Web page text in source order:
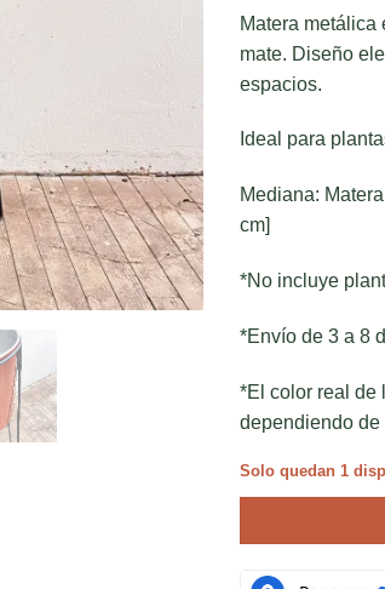
Matera
mate. Diseño
espacios.
Ideal para
Mediana:
cm]
*No incluye
*Envío de 3 a 8
*El color real de
dependiendo
Solo quedan 1